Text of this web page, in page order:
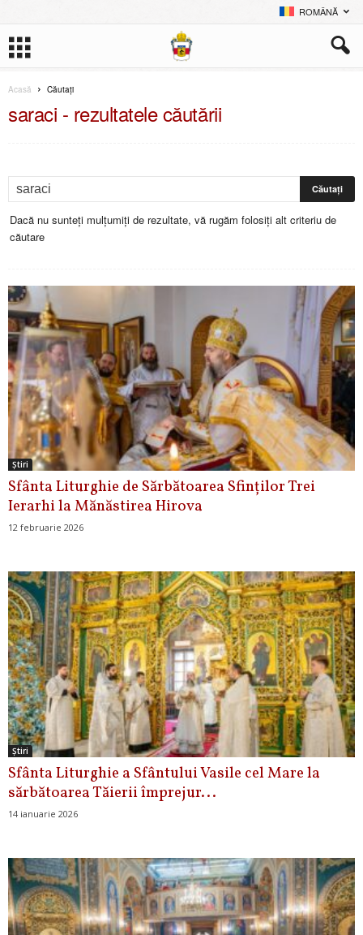
ROMÂNĂ
Acasă Căutați
saraci - rezultatele căutării
Dacă nu sunteți mulțumiți de rezultate, vă rugăm folosiți alt criteriu de
căutare
Ştiri
Sfânta Liturghie de Sărbătoarea Sfinților Trei
Ierarhi la Mănăstirea Hirova
12 februarie 2026
Ştiri
Sfânta Liturghie a Sfântului Vasile cel Mare la
sărbătoarea Tăierii împrejur...
14 ianuarie 2026